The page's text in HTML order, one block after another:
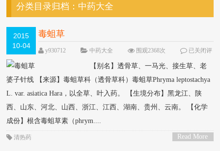
分类目录归档： 中药大全
2015
10-04
毒蛆草
y930712 中药大全 围观2368次
已关闭评
【别名】透骨草、一马光、接生草、老
婆子针线 【来源】毒蛆草科（透骨草科）毒蛆草Phryma leptostachya
L. var. asiatica Hara，以全草、叶入药。 【生境分布】黑龙江、陕
西、山东、河北、山西、浙江、江西、湖南、贵州、云南。 【化学
成份】根含毒蛆草素（phrym....
Read More
清热药